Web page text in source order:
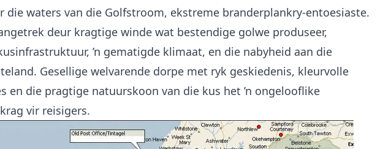
die waters van die Golfstroom, ekstreme branderplankry-entoesiaste.
deur kragtige winde wat bestendige golwe produseer,
’n gematigde klimaat, en die nabyheid aan die
Gesellige welvarende dorpe met ryk geskiedenis, kleurvolle
en die pragtige natuurskoon van die kus het ’n ongelooflike
vir reisigers.